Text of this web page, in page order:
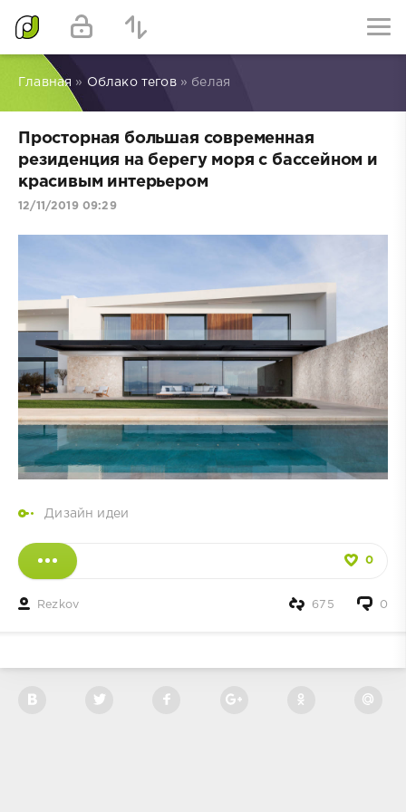
Главная » Облако тегов» белая
Просторная большая современная
резиденция на берегу моря с бассейном и
красивым интерьером
12/11/2019 09:29
Дизайн идеи
0
Rezkov 0
675